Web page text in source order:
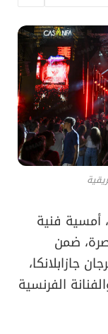
أمسية فنية
ضمن
جازابلانكا،
الفرنسية